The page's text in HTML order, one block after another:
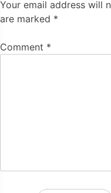
Your email address will
are marked *
Comment *